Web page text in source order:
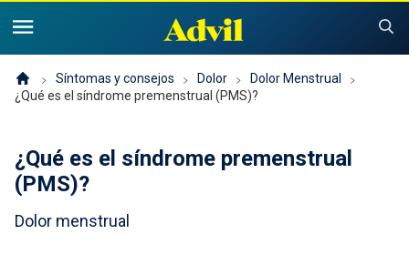
Productos
Advil PM
Resfriado, Sinusitis o Gripe
Dolor
Problemas para dormir
Niños y bebés
Consejos y recursos
Historia de Advil
Síntomas y consejos Dolor
Dolor Menstrual
¿Qué es el síndrome premenstrual (PMS)?
¿Qué es el síndrome premenstrual
(PMS)?
Dolor menstrual